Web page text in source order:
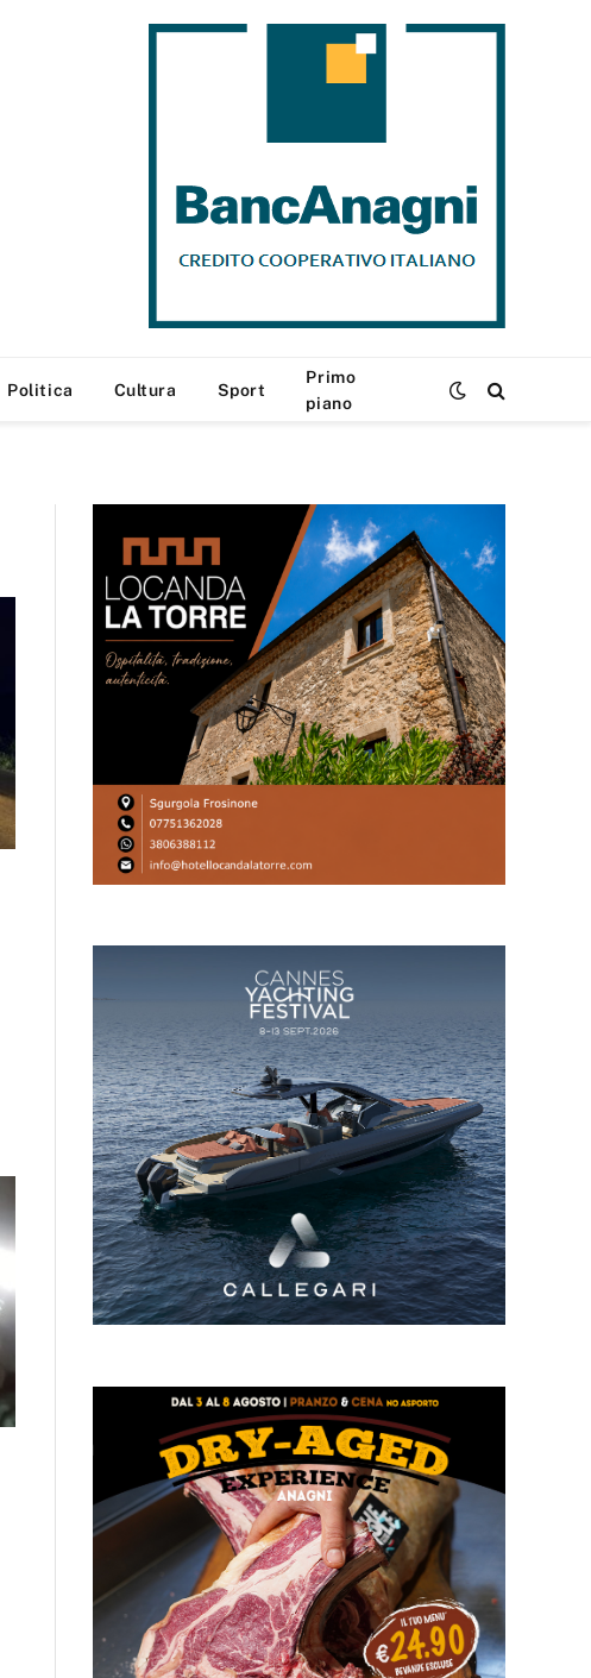
Politica Cultura Sport
Primo
piano